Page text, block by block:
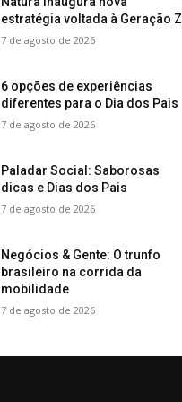
estratégia voltada à Geração Z
7 de agosto de 2026
6 opções de experiências
diferentes para o Dia dos Pais
7 de agosto de 2026
Paladar Social: Saborosas
dicas e Dias dos Pais
7 de agosto de 2026
Negócios & Gente: O trunfo
brasileiro na corrida da
mobilidade
7 de agosto de 2026